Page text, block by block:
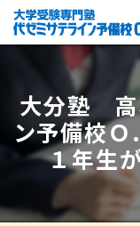
大分塾 高
ン予備校
１年生